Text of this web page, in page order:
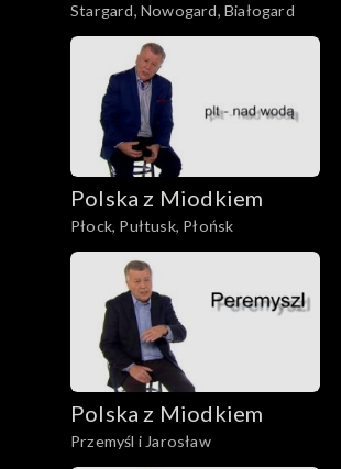
Stargard, Nowogard, Białogard
Polska z Miodkiem
Płock, Pułtusk, Płońsk
Polska z Miodkiem
Przemyśl i Jarosław